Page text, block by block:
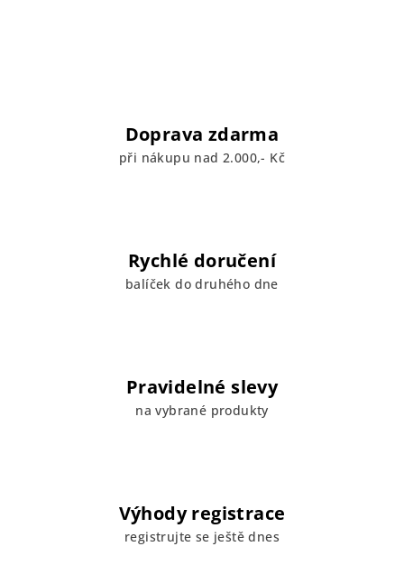
Doprava zdarma
při nákupu nad 2.000,- Kč
Rychlé doručení
balíček do druhého dne
Pravidelné slevy
na vybrané produkty
Výhody registrace
registrujte se ještě dnes